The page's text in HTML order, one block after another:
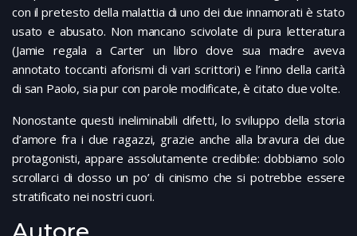
con il pretesto della malattia di uno dei due innamorati è stato
usato e abusato. Non mancano scivolate di pura letteratura
(Jamie regala a Carter un libro dove sua madre aveva
annotato toccanti aforismi di vari scrittori) e l’inno della carità
di san Paolo, sia pur con parole modificate, è citato due volte.
Nonostante questi ineliminabili difetti, lo sviluppo della storia
d’amore fra i due ragazzi, grazie anche alla bravura dei due
protagonisti, appare assolutamente credibile: dobbiamo solo
scrollarci di dosso un po’ di cinismo che si potrebbe essere
stratificato nei nostri cuori.